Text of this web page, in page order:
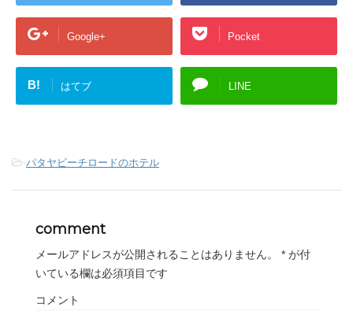
Google+ Pocket
B! はてブ LINE
-パタヤビーチロードのホテル
comment
メールアドレスが公開されることはありません。 * が付
いている欄は必須項目です
コメント